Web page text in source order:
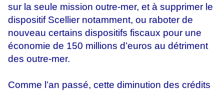
sur la seule mission outre-mer, et à supprimer le
dispositif Scellier notamment, ou raboter de
nouveau certains dispositifs fiscaux pour une
économie de 150 millions d’euros au détriment
des outre-mer.
Comme l’an passé, cette diminution des crédits